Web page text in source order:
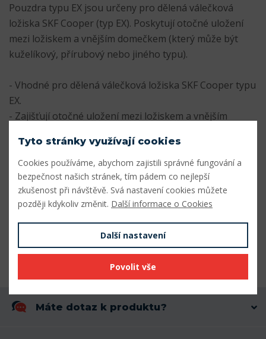
Pouzdra typu EX jsou určeny pro dělená válečková
ložiska SKF Cooper (typ EX). Poskytují otočné uložení
mezi ložiskem a vnějším domečkem (který může být
kuželíkový, přírubový nebo jiného typu).
- Vhodné pro dělená válečková ložiska SKF Cooper typu
EX.
- Zajišťují otočné uložení mezi ložiskem a vnějším
- zajišťují soustředné umístění těsnění
Parametry
Vnitřní průměr (mm)
Šířka (mm) 222
Máte dotaz k produktu?
Tyto stránky využívají cookies
Cookies používáme, abychom zajistili správné fungování a
bezpečnost našich stránek, tím pádem co nejlepší
zkušenost při návštěvě. Svá nastavení cookies můžete
později kdykoliv změnit. Další informace o Cookies
Další nastavení
Povolit vše